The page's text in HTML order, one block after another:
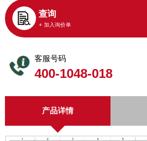
查询
+ 加入询价单
客服号码
400-1048-018
产品详情